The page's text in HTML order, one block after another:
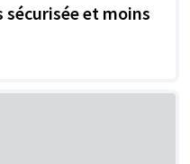
et moins